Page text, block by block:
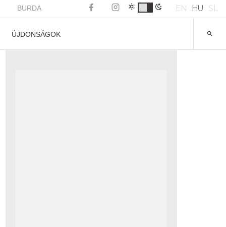
BURDA EN HU SL
ÚJDONSÁGOK